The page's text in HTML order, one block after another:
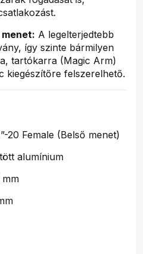
A legelterjedtebb
így szinte bármilyen
tartókarra (Magic Arm)
kiegészítőre felszerelhető.
20 Female (Belső menet)
alumínium
mm